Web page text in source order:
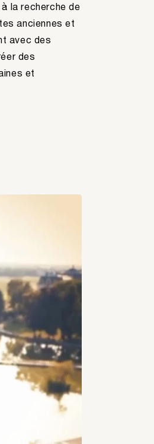
la recherche de
anciennes et
avec des
des
et